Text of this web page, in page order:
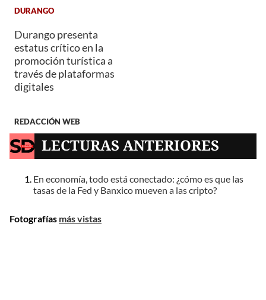
DURANGO
Durango presenta
estatus crítico en la
promoción turística a
través de plataformas
digitales
REDACCIÓN WEB
LECTURAS ANTERIORES
En economía, todo está conectado: ¿cómo es que las
tasas de la Fed y Banxico mueven a las cripto?
Fotografías más vistas